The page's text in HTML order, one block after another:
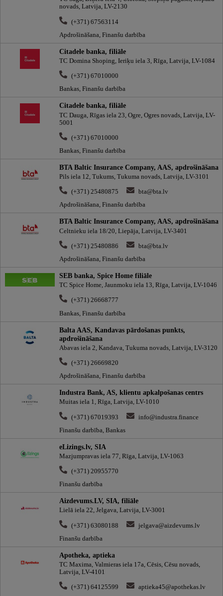
novads, Latvija, LV-2130
(+371) 67563114
Apdrošināšana, Finanšu darbība
Citadele banka, filiāle
TC Domina Shoping, Ieriķu iela 3, Rīga, Latvija, LV-1084
(+371) 67010000
Bankas, Finanšu darbība
Citadele banka, filiāle
TC Dauga, Rīgas iela 23, Ogre, Ogres novads, Latvija, LV-
5001
(+371) 67010000
Bankas, Finanšu darbība
BTA Baltic Insurance Company, AAS, apdrošināšana
Pils iela 12, Tukums, Tukuma novads, Latvija, LV-3101
(+371) 25480875
bta@bta.lv
Apdrošināšana, Finanšu darbība
BTA Baltic Insurance Company, AAS, apdrošināšana
Celtnieku iela 18/20, Liepāja, Latvija, LV-3401
(+371) 25480886
bta@bta.lv
Apdrošināšana, Finanšu darbība
SEB banka, Spice Home filiāle
TC Spice Home, Jaunmoku iela 13, Rīga, Latvija, LV-1046
(+371) 26668777
Bankas, Finanšu darbība
Balta AAS, Kandavas pārdošanas punkts,
apdrošināšana
Abavas iela 2, Kandava, Tukuma novads, Latvija, LV-3120
(+371) 26669820
Apdrošināšana, Finanšu darbība
Industra Bank, AS, klientu apkalpošanas centrs
Muitas iela 1, Rīga, Latvija, LV-1010
(+371) 67019393
info@industra.finance
Finanšu darbība, Bankas
eLizings.lv, SIA
Mazjumpravas iela 77, Rīga, Latvija, LV-1063
(+371) 20955770
Finanšu darbība
Aizdevums.LV, SIA, filiāle
Lielā iela 22, Jelgava, Latvija, LV-3001
(+371) 63080188
jelgava@aizdevums.lv
Finanšu darbība
Apotheka, aptieka
TC Maxima, Valmieras iela 17a, Cēsis, Cēsu novads,
Latvija, LV-4101
(+371) 64125599
aptieka45@apothekas.lv